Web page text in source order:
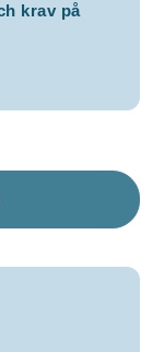
krav på